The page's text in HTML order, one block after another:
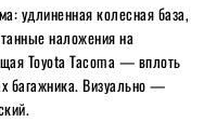
удлиненная колесная база,
наложения на
Toyota Tacoma — вплоть
багажника. Визуально —